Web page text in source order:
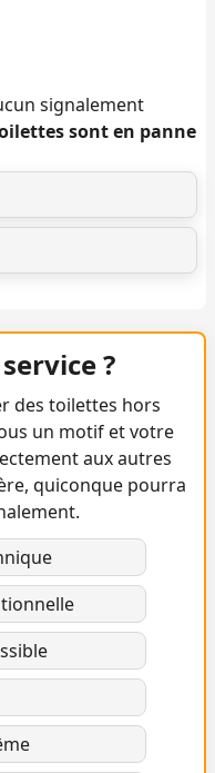
signalement
sont en panne
?
des toilettes hors
un motif et votre
aux autres
quiconque pourra